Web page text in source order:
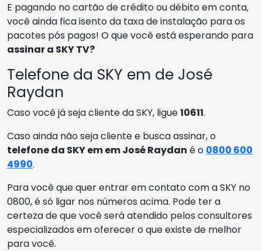
E pagando no cartão de crédito ou débito em conta,
você ainda fica isento da taxa de instalação para os
pacotes pós pagos! O que você está esperando para
assinar a SKY TV?
Telefone da SKY em de José
Raydan
Caso você já seja cliente da SKY, ligue10611.
Caso ainda não seja cliente e busca assinar, o
telefone da SKY em em José Raydan é o 0800 600
4990.
Para você que quer entrar em contato com a SKY no
0800, é só ligar nos números acima. Pode ter a
certeza de que você será atendido pelos consultores
especializados em oferecer o que existe de melhor
para você.